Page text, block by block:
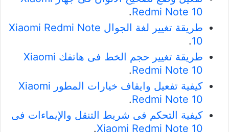
Redmi Note 10
.
طريقة تغيير لغة الجوال Xiaomi Redmi Note
10
.
طريقة تغيير حجم الخط فى هاتفك Xiaomi
Redmi Note 10
.
كيفية تفعيل وايقاف خيارات المطور Xiaomi
Redmi Note 10
.
كيفية التحكم فى شريط التنقل والإيماءات فى
Xiaomi Redmi Note 10
.